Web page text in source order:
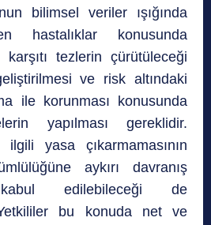
bilimsel veriler ışığında
hastalıklar konusunda
karşıtı tezlerin çürütüleceği
ve risk altındaki
ile korunması konusunda
yapılması gereklidir.
yasa çıkarmamasının
aykırı davranış
edilebileceği de
Yetkililer bu konuda net ve